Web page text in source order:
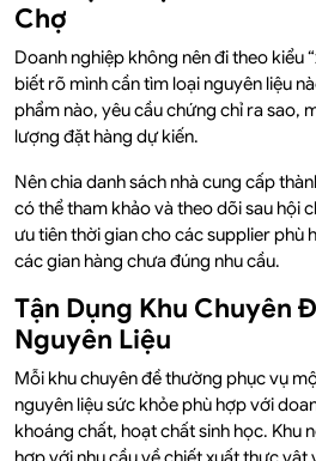
Chợ
Doanh nghiệp không nên đi theo kiểu
biết rõ mình cần tìm loại nguyên liệu
phẩm nào, yêu cầu chứng chỉ ra sao,
lượng đặt hàng dự kiến.
Nên chia danh sách nhà cung cấp
có thể tham khảo và theo dõi sau hội
ưu tiên thời gian cho các supplier phù
các gian hàng chưa đúng nhu cầu.
Tận Dụng Khu Chuyên
Nguyên Liệu
Mỗi khu chuyên đề thường phục vụ
nguyên liệu sức khỏe phù hợp với
khoáng chất, hoạt chất sinh học. Khu